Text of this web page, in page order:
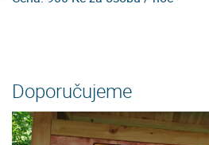
Doporučujeme